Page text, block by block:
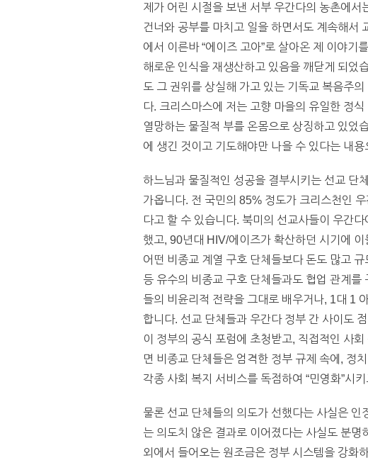
제가 어린 시절을 보낸 서부 우간다의 농촌에서
건너와 공부를 마치고 일을 하면서도 계속해서
에서 이른바 “에이즈 고아”로 살아온 제 이야기
해로운 인식을 재생산하고 있음을 깨닫게 되었
도 그 권위를 상실해 가고 있는 기독교 복음주
다. 크리스마스에 저는 고향 마을의 유일한 정
열망하는 물질적 부를 온몸으로 상징하고 있었
에 생긴 것이고 기도해야만 나을 수 있다는 내
하느님과 물질적인 성공을 결부시키는 선교 단
가옵니다. 전 국민의 85% 정도가 크리스천인
다고 할 수 있습니다. 북미의 선교사들이 우간
했고, 90년대 HIV/에이즈가 확산하던 시기에
어떤 비종교 계열 구호 단체들보다 돈도 많고
등 유수의 비종교 구호 단체들과도 협업 관계
들의 비윤리적 전략을 그대로 배우거나, 1대 1
합니다. 선교 단체들과 우간다 정부 간 사이도
이 정부의 공식 포럼에 초청받고, 직접적인 사
면 비종교 단체들은 엄격한 정부 규제 속에, 정
각종 사회 복지 서비스를 독점하여 “민영화”시
물론 선교 단체들의 의도가 선했다는 사실은
는 의도치 않은 결과로 이어졌다는 사실도 분
외에서 들어오는 원조금은 정부 시스템을 강화